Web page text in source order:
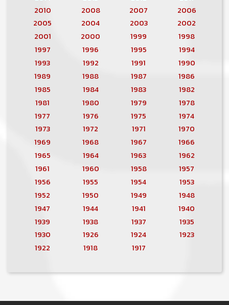
2010
2008 2007
2006
2005
2004 2003
2002
2001
2000 1999
1998
1997
1996 1995
1994
1993
1992 1991
1990
1989
1988 1987
1986
1985
1984 1983
1982
1981
1980 1979
1978
1977
1976 1975
1974
1973
1972 1971
1970
1969
1968 1967
1966
1965
1964 1963
1962
1961
1960 1958
1957
1956
1955 1954
1953
1952
1950 1949
1948
1947
1944 1941
1940
1939
1938 1937
1935
1930
1926 1924
1923
1922
1918 1917